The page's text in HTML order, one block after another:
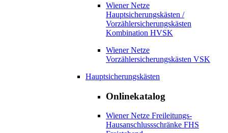
Wiener Netze
Hauptsicherungskästen /
Vorzählersicherungskästen
Kombination HVSK
Wiener Netze
Vorzählersicherungskästen VSK
Hauptsicherungskästen
Onlinekatalog
Wiener Netze Freileitungs-
Hausanschlussschränke FHS